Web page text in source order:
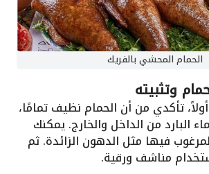
الحمام المحشي بالفريك
وتثبيته
أولاً، تأكدي من أن الحمام نظيف تمامًا،
البارد من الداخل والخارج. يمكنك
المرغوب فيها مثل الدهون الزائدة. ثم
مناشف ورقية.